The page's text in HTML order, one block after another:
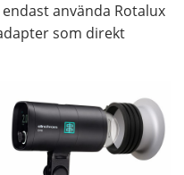
använda Rotalux
som direkt